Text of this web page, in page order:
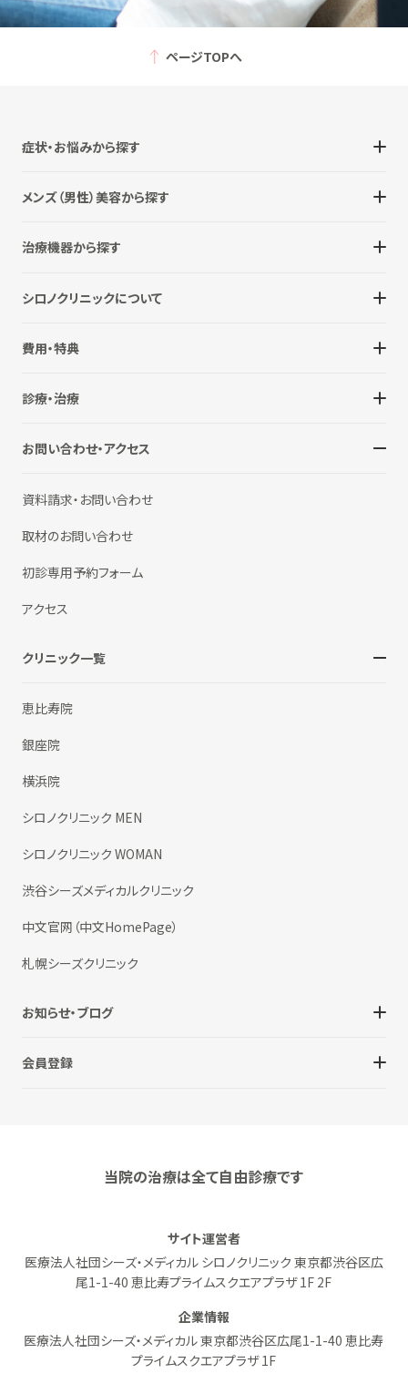
ページTOPへ
症状・お悩みから探す
メンズ（男性）美容から探す
治療機器から探す
シロノクリニックについて
費用・特典
診療・治療
お問い合わせ・アクセス
資料請求・お問い合わせ
取材のお問い合わせ
初診専用予約フォーム
アクセス
クリニック一覧
恵比寿院
銀座院
横浜院
シロノクリニック MEN
シロノクリニック WOMAN
渋谷シーズメディカルクリニック
中文官网（中文HomePage）
札幌シーズクリニック
お知らせ・ブログ
会員登録
当院の治療は全て自由診療です
サイト運営者
医療法人社団シーズ・メディカル シロノクリニック 東京都渋谷区広
尾1-1-40 恵比寿プライムスクエアプラザ 1F 2F
企業情報
医療法人社団シーズ・メディカル 東京都渋谷区広尾1-1-40 恵比寿
プライムスクエアプラザ 1F